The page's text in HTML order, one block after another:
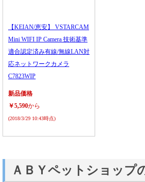
【KEIAN/恵安】 VSTARCAM
Mini WIFI IP Camera 技術基準
適合認定済み有線/無線LAN対
応ネットワークカメラ
C7823WIP
新品価格
￥5,590から
(2018/3/29 10:43時点)
ＡＢＹペットショップ